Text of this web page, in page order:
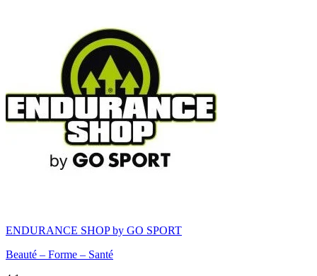
ENDURANCE SHOP by GO SPORT
Beauté – Forme – Santé